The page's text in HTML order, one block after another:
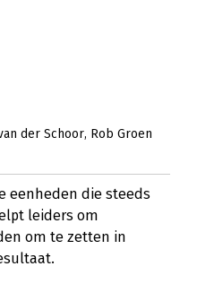
der Schoor Rob Groen
eenheden die steeds
leiders om
om te zetten in